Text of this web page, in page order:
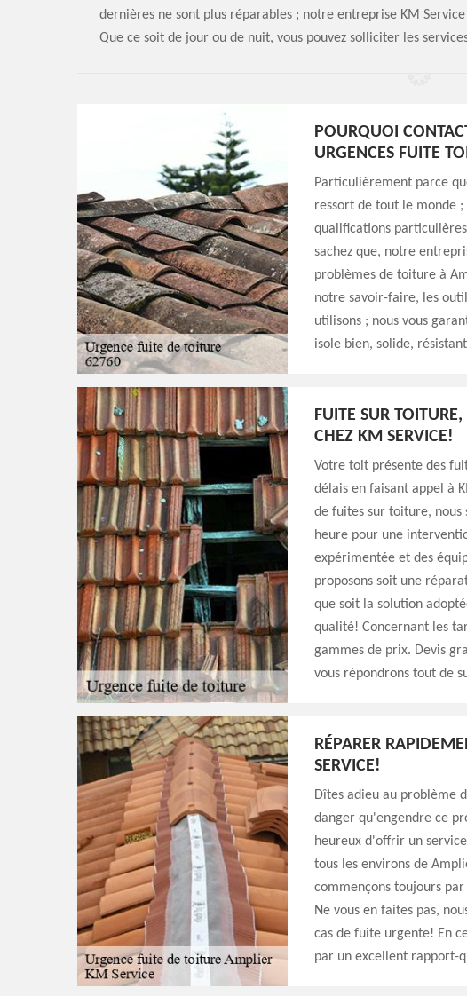
dernières ne sont plus réparables ; notre entreprise KM
Que ce soit de jour ou de nuit, vous pouvez solliciter les
POURQUOI
URGENCES FUITE
Particulièrement parce
ressort de tout le monde
qualifications
sachez que, notre
problèmes de toiture à
notre savoir-faire, les
utilisons ; nous vous
isole bien, solide,
FUITE SUR
CHEZ KM SERVICE!
Votre toit présente des
délais en faisant appel à
de fuites sur toiture,
heure pour une
expérimentée et des
proposons soit une
que soit la solution
qualité! Concernant les
gammes de prix. Devis
vous répondrons tout de
RÉPARER
SERVICE!
Dîtes adieu au problème
danger qu'engendre ce
heureux d'offrir un
tous les environs de
commençons toujours
Ne vous en faites pas,
cas de fuite urgente! En
par un excellent rapport-